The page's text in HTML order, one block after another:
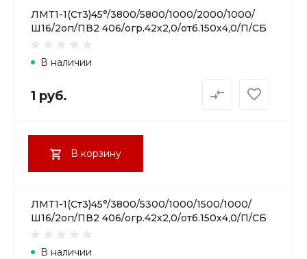
ЛМТ1-1(Ст3)45°/3800/5800/1000/2000/1000/
Ш16/2оп/ПВ2 406/огр.42х2,0/отб.150х4,0/П/СБ
В наличии
1 руб.
В корзину
ЛМТ1-1(Ст3)45°/3800/5300/1000/1500/1000/
Ш16/2оп/ПВ2 406/огр.42х2,0/отб.150х4,0/П/СБ
В наличии